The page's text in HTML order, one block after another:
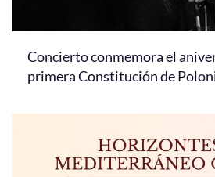
Concierto conmemora el
primera Constitución de